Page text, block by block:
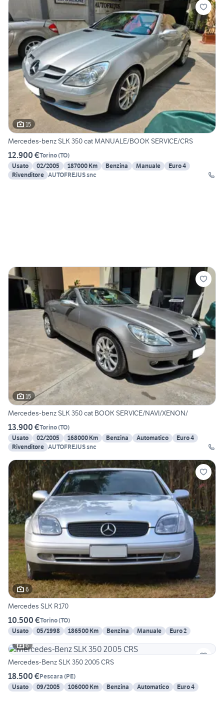
15
Mercedes-benz SLK 350 cat MANUALE/BOOK SERVICE/CRS
12.900 €Torino(TO)
Usato
02/2005 187000 Km Benzina Manuale
Euro 4
Rivenditore AUTOFREJUS snc
15
Mercedes-benz SLK 350 cat BOOK SERVICE/NAVI/XENON/
13.900 €Torino(TO)
Usato
02/2005 168000 Km Benzina Automatico
Euro 4
Rivenditore AUTOFREJUS snc
6
Mercedes SLK R170
10.500 €Torino(TO)
Usato
05/1998 186500 Km Benzina Manuale
Euro 2
6
Mercedes-Benz SLK 350 2005 CRS
18.500 €Pescara (PE)
Usato
09/2005 106000 Km Benzina Automatico Euro 4